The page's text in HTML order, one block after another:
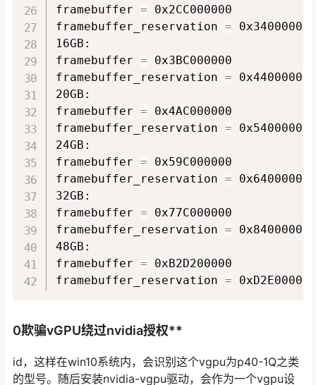
framebuffer = 0x2CC000000
framebuffer_reservation = 0x34000000
16GB:
framebuffer = 0x3BC000000
framebuffer_reservation = 0x44000000
20GB:
framebuffer = 0x4AC000000
framebuffer_reservation = 0x54000000
24GB:
framebuffer = 0x59C000000
framebuffer_reservation = 0x64000000
32GB:
framebuffer = 0x77C000000
framebuffer_reservation = 0x84000000
48GB:
framebuffer = 0xB2D200000
framebuffer_reservation = 0xD2E00000
0欺骗vGPU绕过nvidia授权**
id，这样在win10系统内，会识别这个vgpu为p40-1Q之类
的型号。随后安装nvidia-vgpu驱动，会作为一个vgpu设